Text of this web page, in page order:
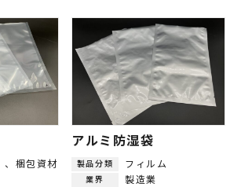
梱包資材
アルミ防湿袋
製品分類 フィルム
業界 製造業